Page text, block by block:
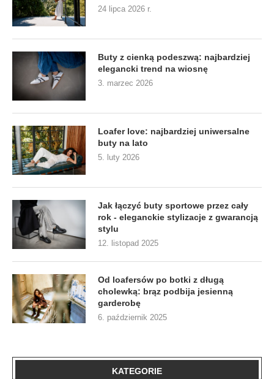
24 lipca 2026 r.
Buty z cienką podeszwą: najbardziej
elegancki trend na wiosnę
3. marzec 2026
Loafer love: najbardziej uniwersalne
buty na lato
5. luty 2026
Jak łączyć buty sportowe przez cały
rok - eleganckie stylizacje z gwarancją
stylu
12. listopad 2025
Od loafersów po botki z długą
cholewką: brąz podbija jesienną
garderobę
6. październik 2025
KATEGORIE